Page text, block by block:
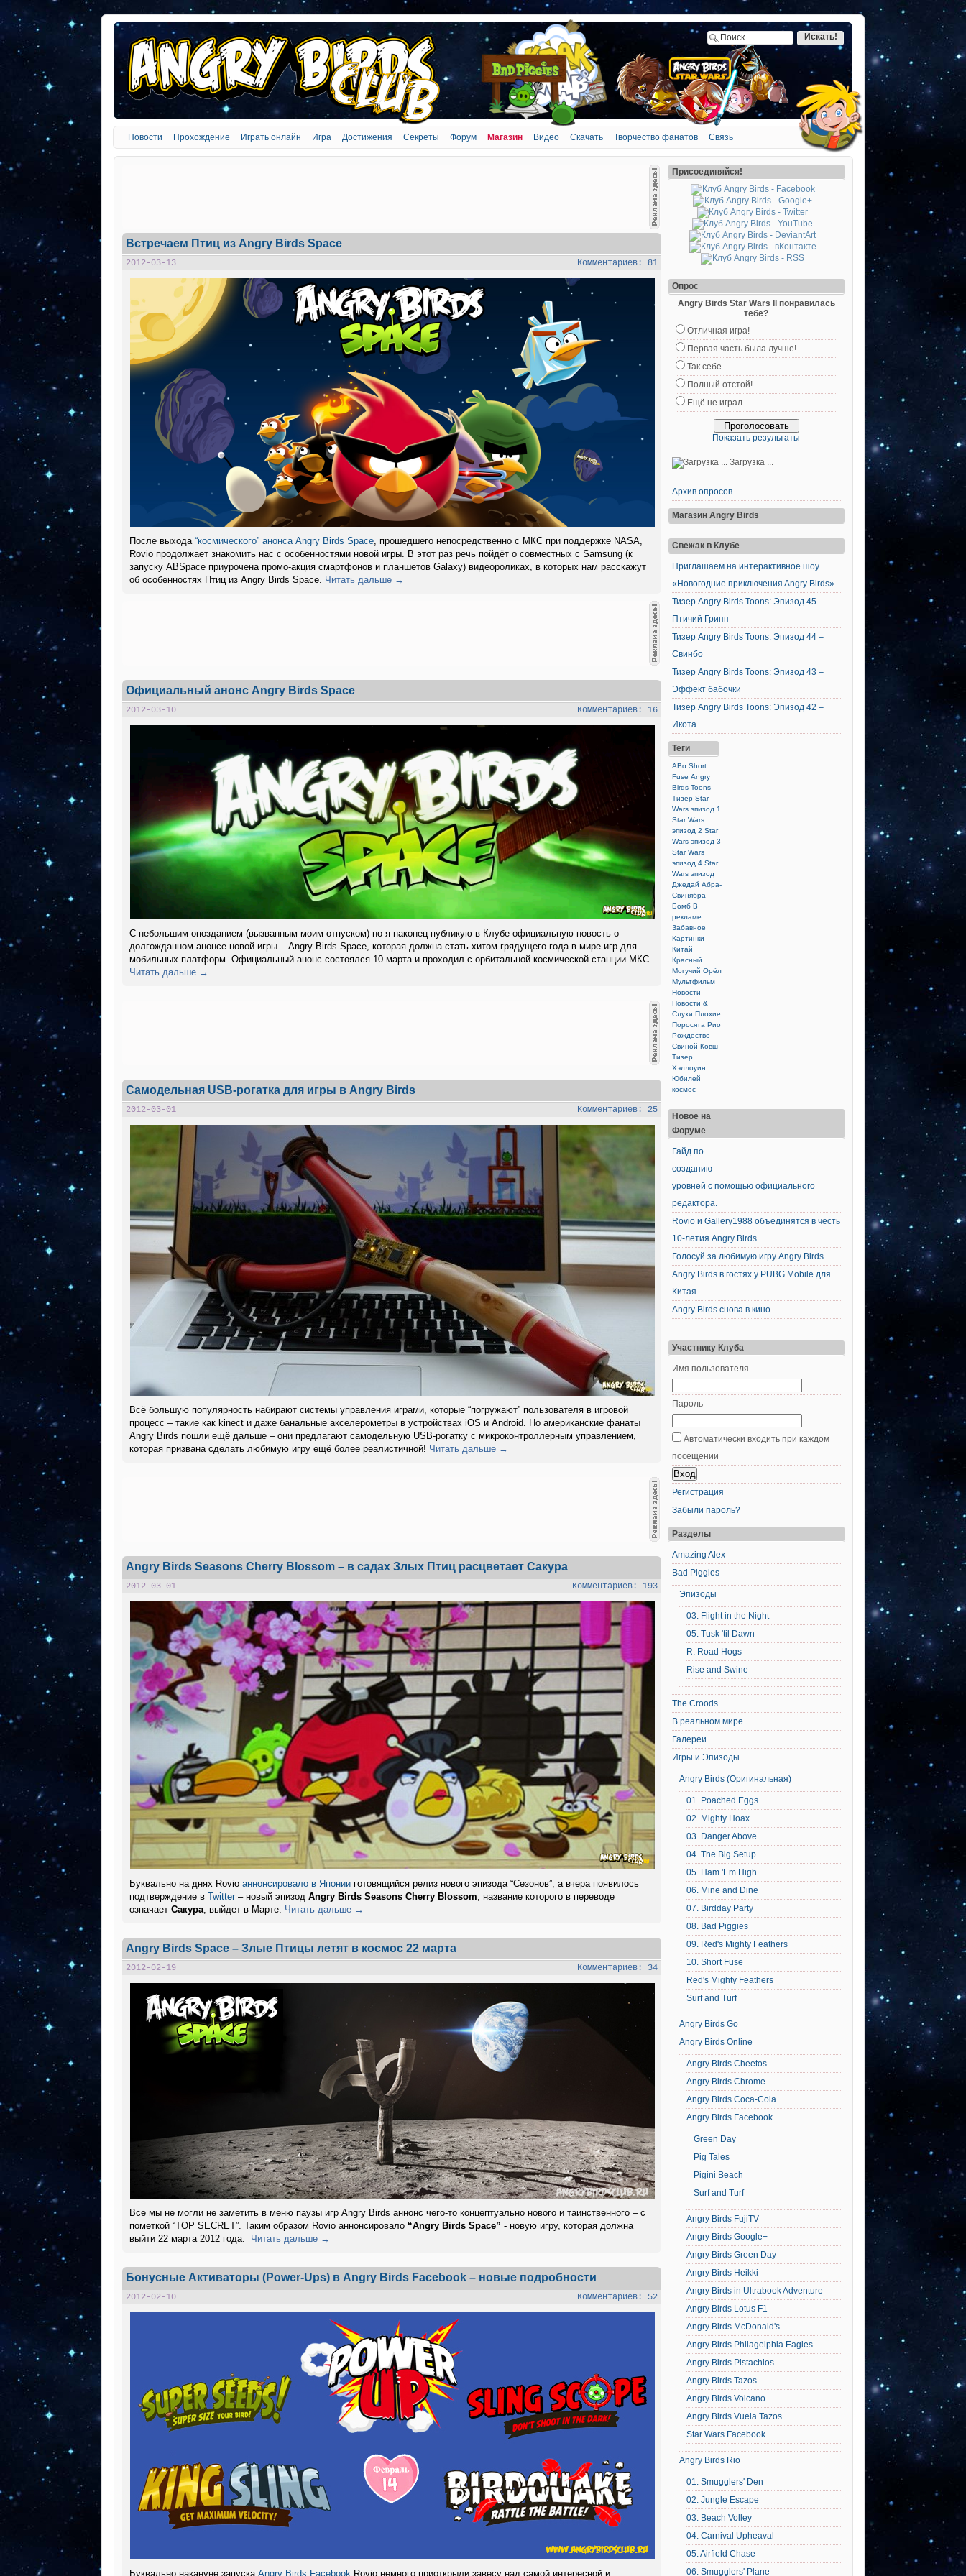
Новости Прохождение Играть онлайн Игра Достижения Секреты Форум Магазин Видео Скачать Творчество фанатов Связь
Встречаем Птиц из Angry Birds Space
2012-03-13 Комментариев: 81
После выхода “космического” анонса Angry Birds Space, прошедшего непосредственно с МКС при поддержке NASA,
Rovio продолжает знакомить нас с особенностями новой игры. В этот раз речь пойдёт о совместных с Samsung (к
запуску ABSpace приурочена промо-акция смартфонов и планшетов Galaxy) видеороликах, в которых нам расскажут
об особенностях Птиц из Angry Birds Space. Читать дальше →
Официальный анонс Angry Birds Space
2012-03-10 Комментариев: 16
С небольшим опозданием (вызванным моим отпуском) но я наконец публикую в Клубе официальную новость о
долгожданном анонсе новой игры – Angry Birds Space, которая должна стать хитом грядущего года в мире игр для
мобильных платформ. Официальный анонс состоялся 10 марта и проходил с орбитальной космической станции МКС.
Читать дальше →
Самодельная USB-рогатка для игры в Angry Birds
2012-03-01 Комментариев: 25
Всё большую популярность набирают системы управления играми, которые “погружают” пользователя в игровой
процесс – такие как kinect и даже банальные акселерометры в устройствах iOS и Android. Но американские фанаты
Angry Birds пошли ещё дальше – они предлагают самодельную USB-рогатку с микроконтроллерным управлением,
которая призвана сделать любимую игру ещё более реалистичной! Читать дальше →
Angry Birds Seasons Cherry Blossom – в садах Злых Птиц расцветает Сакура
2012-03-01 Комментариев: 193
Буквально на днях Rovio аннонсировало в Японииготовящийся релиз нового эпизода “Сезонов”, а вчера появилось
подтверждение в Twitter– новый эпизод Angry Birds Seasons Cherry Blossom, название которого в переводе
означает Сакура, выйдет в Марте. Читать дальше →
Angry Birds Space – Злые Птицы летят в космос 22 марта
2012-02-19 Комментариев: 34
Все мы не могли не заметить в меню паузы игр Angry Birds аннонс чего-то концептуально нового и таинственного – с
пометкой “TOP SECRET”. Таким образом Rovio аннонсировало “Angry Birds Space” -новую игру, которая должна
выйти 22 марта 2012 года. Читать дальше →
Бонусные Активаторы (Power-Ups) в Angry Birds Facebook – новые подробности
2012-02-10 Комментариев: 52
Буквально накануне запуска Angry Birds Facebook Rovio немного приоткрыли завесу над самой интересной и
Присоединяйся!
Опрос
Angry Birds Star Wars II понравилась
тебе?
Отличная игра!
Первая часть была лучше!
Так себе...
Полный отстой!
Ещё не играл
Показать результаты
Загрузка ...
Архив опросов
Магазин Angry Birds
Свежак в Клубе
Приглашаем на интерактивное шоу
«Новогодние приключения Angry Birds»
Тизер Angry Birds Toons: Эпизод 45 –
Птичий Грипп
Тизер Angry Birds Toons: Эпизод 44 –
Свинбо
Тизер Angry Birds Toons: Эпизод 43 –
Эффект бабочки
Тизер Angry Birds Toons: Эпизод 42 –
Икота
Теги
ABo Short
Fuse Angry
Birds Toons
Тизер Star
Wars эпизод 1
Star Wars
эпизод 2 Star
Wars эпизод 3
Star Wars
эпизод 4 Star
Wars эпизод
Джедай Абра-
Свинябра
Бомб В
рекламе
Забавное
Картинки
Китай
Красный
Могучий Орёл
Мультфильм
Новости
Новости &
Слухи Плохие
Поросята Рио
Рождество
Свиной Ковш
Тизер
Хэллоуин
Юбилей
космос
Новое на
Форуме
Гайд по
созданию
уровней с помощью официального
редактора.
Rovio и Gallery1988 объединятся в честь
10-летия Angry Birds
Голосуй за любимую игру Angry Birds
Angry Birds в гостях у PUBG Mobile для
Китая
Angry Birds снова в кино
Участнику Клуба
Имя пользователя
Пароль
Автоматически входить при каждом
посещении
Регистрация
Забыли пароль?
Разделы
Amazing Alex
Bad Piggies
Эпизоды
03. Flight in the Night
05. Tusk 'til Dawn
R. Road Hogs
Rise and Swine
The Croods
В реальном мире
Галереи
Игры и Эпизоды
Angry Birds (Оригинальная)
01. Poached Eggs
02. Mighty Hoax
03. Danger Above
04. The Big Setup
05. Ham 'Em High
06. Mine and Dine
07. Birdday Party
08. Bad Piggies
09. Red's Mighty Feathers
10. Short Fuse
Red's Mighty Feathers
Surf and Turf
Angry Birds Go
Angry Birds Online
Angry Birds Cheetos
Angry Birds Chrome
Angry Birds Coca-Cola
Angry Birds Facebook
Green Day
Pig Tales
Pigini Beach
Surf and Turf
Angry Birds FujiTV
Angry Birds Google+
Angry Birds Green Day
Angry Birds Heikki
Angry Birds in Ultrabook Adventure
Angry Birds Lotus F1
Angry Birds McDonald's
Angry Birds Philagelphia Eagles
Angry Birds Pistachios
Angry Birds Tazos
Angry Birds Volcano
Angry Birds Vuela Tazos
Star Wars Facebook
Angry Birds Rio
01. Smugglers' Den
02. Jungle Escape
03. Beach Volley
04. Carnival Upheaval
05. Airfield Chase
06. Smugglers' Plane